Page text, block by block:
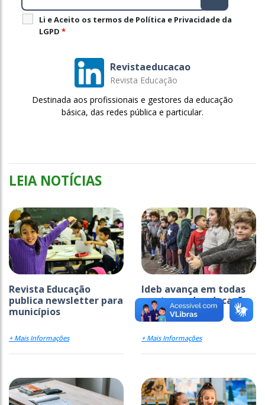
Li e Aceito os termos de Política e Privacidade da
LGPD *
Revistaeducacao
Revista Educação
Destinada aos profissionais e gestores da educação
básica, das redes pública e particular.
LEIA NOTÍCIAS
Revista Educação
publica newsletter para
municípios
+ Mais Informações
Ideb avança em todas
as etapas da educação
básica
+ Mais Informações